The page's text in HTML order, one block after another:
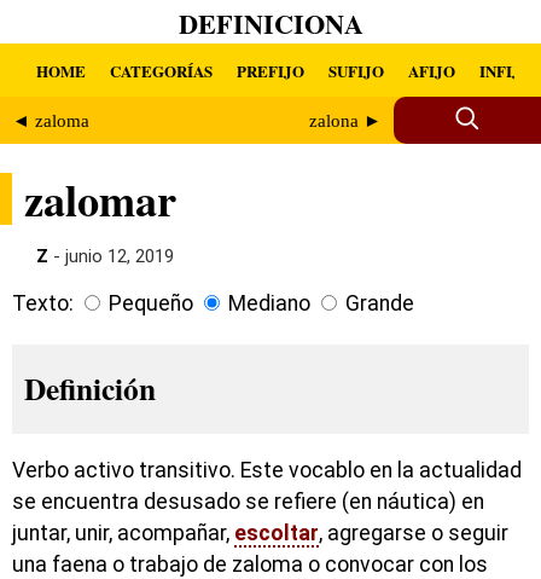
DEFINICIONA
HOME CATEGORÍAS PREFIJO SUFIJO AFIJO INFIJO
◄ zaloma zalona ►
zalomar
Z - junio 12, 2019
Texto: Pequeño Mediano Grande
Definición
Verbo activo transitivo. Este vocablo en la actualidad
se encuentra desusado se refiere (en náutica) en
juntar, unir, acompañar, escoltar, agregarse o seguir
una faena o trabajo de zaloma o convocar con los